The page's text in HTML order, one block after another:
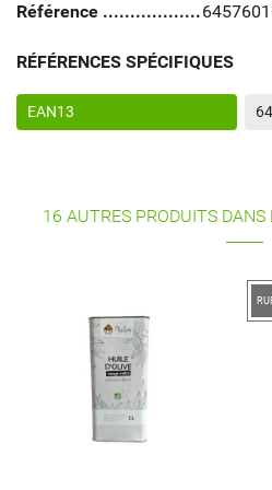
Référence
RÉFÉRENCES SPÉCIFIQUES
EAN13
16 AUTRES PRODUITS